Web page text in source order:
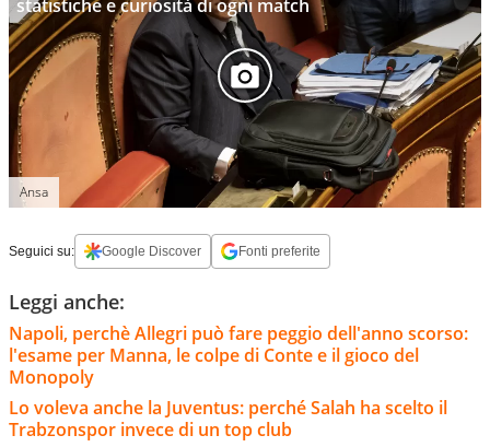
statistiche e curiosità di ogni match
Ansa
Seguici su: Google Discover Fonti preferite
Leggi anche:
Napoli, perchè Allegri può fare peggio dell'anno scorso:
l'esame per Manna, le colpe di Conte e il gioco del
Monopoly
Lo voleva anche la Juventus: perché Salah ha scelto il
Trabzonspor invece di un top club